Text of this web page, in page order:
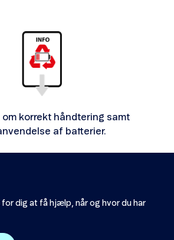
om korrekt håndtering samt
af batterier.
dig at få hjælp, når og hvor du har